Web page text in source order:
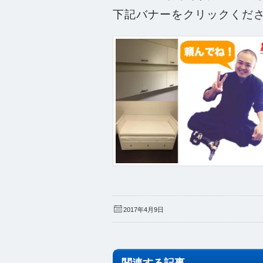
下記バナーをクリックくだ
2017年4月9日